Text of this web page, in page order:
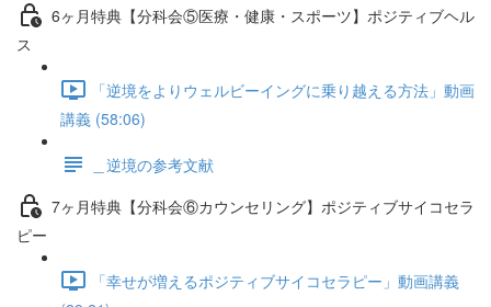
6ヶ月特典【分科会⑤医療・健康・スポーツ】ポジティブヘル
ス
「逆境をよりウェルビーイングに乗り越える方法」動画
講義 (58:06)
＿逆境の参考文献
7ヶ月特典【分科会⑥カウンセリング】ポジティブサイコセラ
ピー
「幸せが増えるポジティブサイコセラピー」動画講義